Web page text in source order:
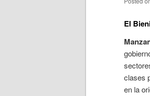
El
clases
en la